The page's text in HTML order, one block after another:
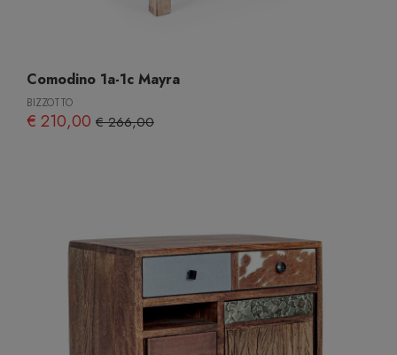
Comodino 1a-1c Mayra
BIZZOTTO
€ 210,00 € 266,00